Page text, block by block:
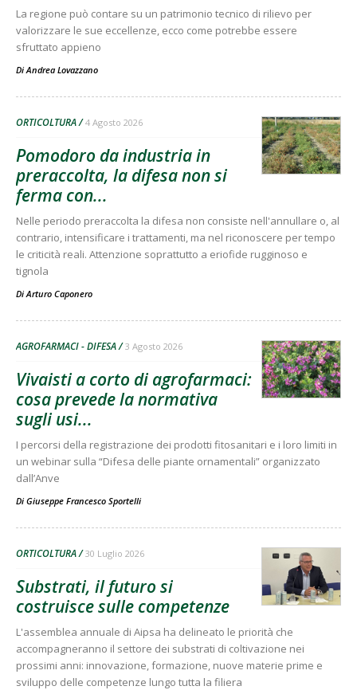
La regione può contare su un patrimonio tecnico di rilievo per
valorizzare le sue eccellenze, ecco come potrebbe essere
sfruttato appieno
Di Andrea Lovazzano
ORTICOLTURA 4 Agosto 2026
Pomodoro da industria in
preraccolta, la difesa non si
ferma con...
Nelle periodo preraccolta la difesa non consiste nell'annullare o, al
contrario, intensificare i trattamenti, ma nel riconoscere per tempo
le criticità reali. Attenzione soprattutto a eriofide rugginoso e
tignola
Di Arturo Caponero
AGROFARMACI - DIFESA 3 Agosto 2026
Vivaisti a corto di agrofarmaci:
cosa prevede la normativa
sugli usi...
I percorsi della registrazione dei prodotti fitosanitari e i loro limiti in
un webinar sulla “Difesa delle piante ornamentali” organizzato
dall’Anve
Di Giuseppe Francesco Sportelli
ORTICOLTURA 30 Luglio 2026
Substrati, il futuro si
costruisce sulle competenze
L'assemblea annuale di Aipsa ha delineato le priorità che
accompagneranno il settore dei substrati di coltivazione nei
prossimi anni: innovazione, formazione, nuove materie prime e
sviluppo delle competenze lungo tutta la filiera